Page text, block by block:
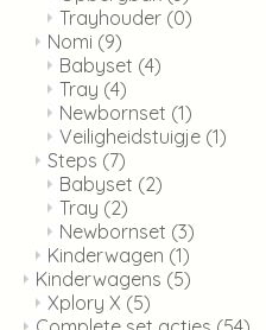
Trayhouder (0)
Nomi (9)
Babyset (4)
Tray (4)
Newbornset (1)
Veiligheidstuigje (1)
Steps (7)
Babyset (2)
Tray (2)
Newbornset (3)
Kinderwagen (1)
Kinderwagens (5)
Xplory X (5)